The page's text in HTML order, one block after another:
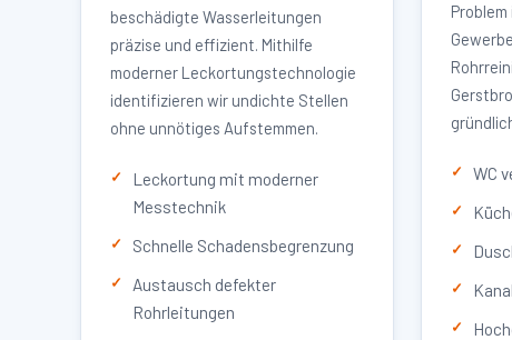
beschädigte Wasserleitungen
präzise und effizient. Mithilfe
moderner Leckortungstechnologie
identifizieren wir undichte Stellen
ohne unnötiges Aufstemmen.
Leckortung mit moderner
Messtechnik
Schnelle Schadensbegrenzung
Austausch defekter
Rohrleitungen
WC